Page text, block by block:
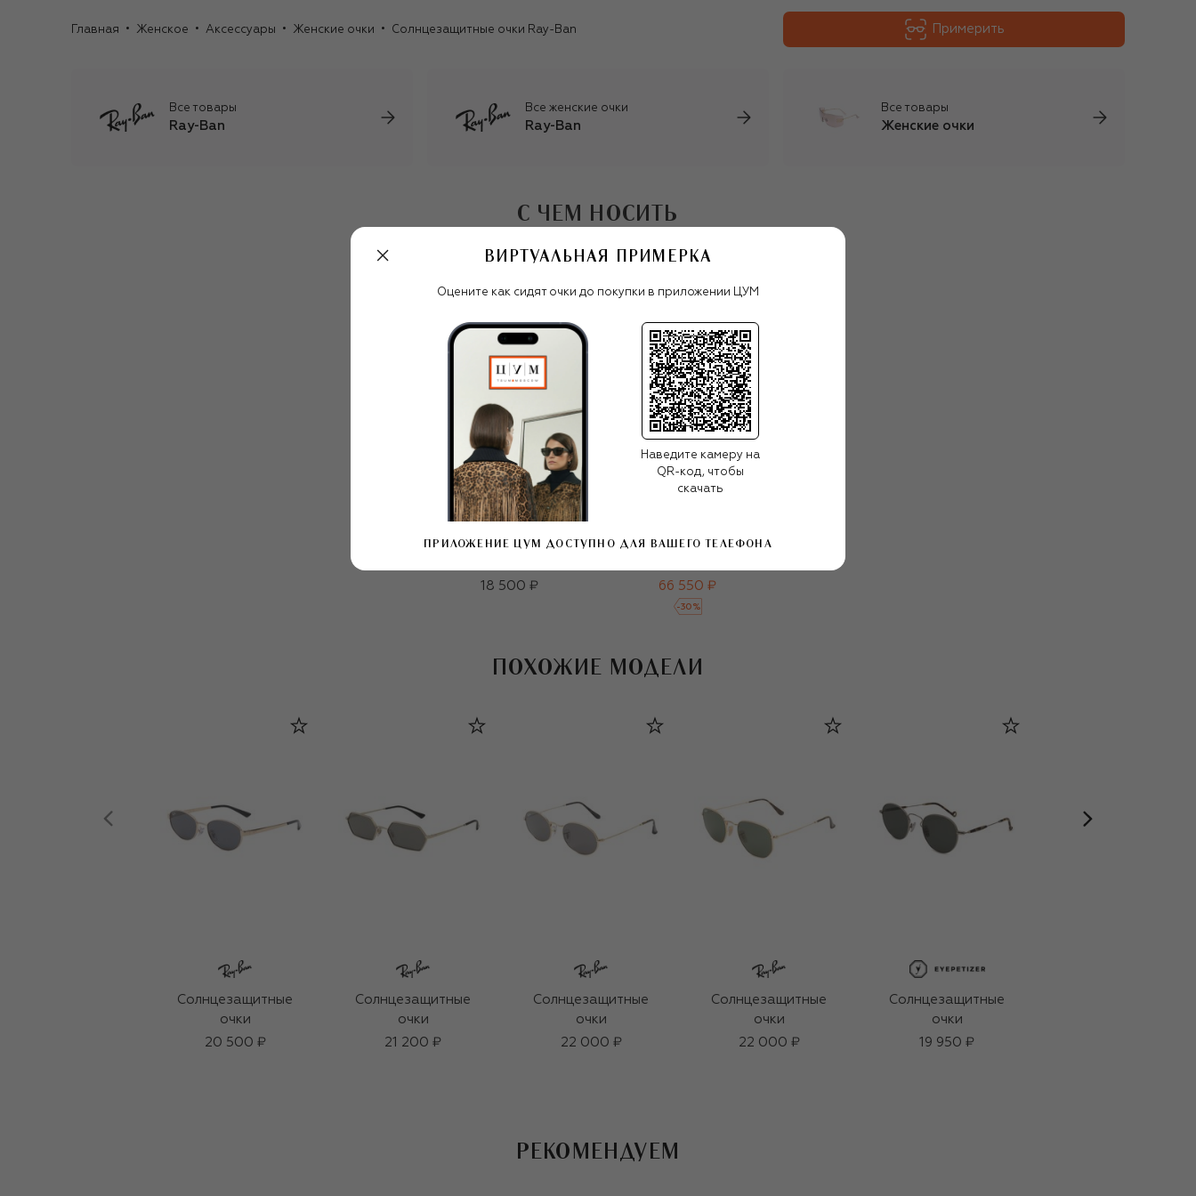
Главная Женское Аксессуары Женские очки Солнцезащитные очки Ray-Ban Примерить
Все товары
Ray-Ban
Все женские очки
Ray-Ban
Все товары
Женские очки
С ЧЕМ НОСИТЬ
Солнцезащитные
18 500 ₽
Хлопковый лонгслив
66 550 ₽
-30 %
ПОХОЖИЕ МОДЕЛИ
Солнцезащитные
очки
20 500 ₽
Солнцезащитные
очки
21 200 ₽
Солнцезащитные
очки
22 000 ₽
Солнцезащитные
очки
22 000 ₽
Солнцезащитные
очки
19 950 ₽
РЕКОМЕНДУЕМ
ВИРТУАЛЬНАЯ ПРИМЕРКА
Оцените как сидят очки до покупки в приложении ЦУМ
Наведите камеру на
QR-код, чтобы
скачать
ПРИЛОЖЕНИЕ ЦУМ ДОСТУПНО ДЛЯ ВАШЕГО ТЕЛЕФОНА